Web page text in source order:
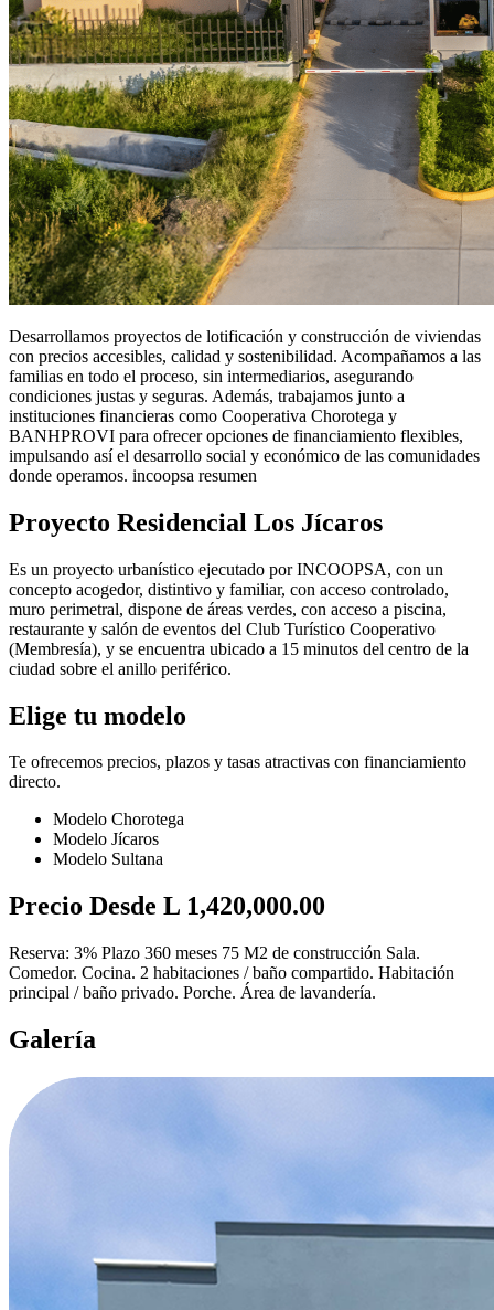
Desarrollamos proyectos de lotificación y construcción de viviendas
con precios accesibles, calidad y sostenibilidad. Acompañamos a las
familias en todo el proceso, sin intermediarios, asegurando
condiciones justas y seguras. Además, trabajamos junto a
instituciones financieras como Cooperativa Chorotega y
BANHPROVI para ofrecer opciones de financiamiento flexibles,
impulsando así el desarrollo social y económico de las comunidades
donde operamos. incoopsa resumen
Proyecto Residencial Los Jícaros
Es un proyecto urbanístico ejecutado por INCOOPSA, con un
concepto acogedor, distintivo y familiar, con acceso controlado,
muro perimetral, dispone de áreas verdes, con acceso a piscina,
restaurante y salón de eventos del Club Turístico Cooperativo
(Membresía), y se encuentra ubicado a 15 minutos del centro de la
ciudad sobre el anillo periférico.
Elige tu modelo
Te ofrecemos precios, plazos y tasas atractivas con financiamiento
directo.
Modelo Chorotega
Modelo Jícaros
Modelo Sultana
Precio Desde L 1,420,000.00
Reserva: 3% Plazo 360 meses 75 M2 de construcción Sala.
Comedor. Cocina. 2 habitaciones / baño compartido. Habitación
principal / baño privado. Porche. Área de lavandería.
Galería